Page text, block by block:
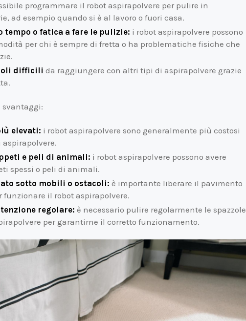
programmare il robot aspirapolvere per pulire in
ad esempio quando si è al lavoro o fuori casa.
tempo o fatica a fare le pulizie: i robot aspirapolvere possono
per chi è sempre di fretta o ha problematiche fisiche che
difficili da raggiungere con altri tipi di aspirapolvere grazie
svantaggi:
elevati: i robot aspirapolvere sono generalmente più costosi
e peli di animali: i robot aspirapolvere possono avere
spessi o peli di animali.
sotto mobili o ostacoli: è importante liberare il pavimento
il robot aspirapolvere.
regolare: è necessario pulire regolarmente le spazzole
per garantirne il corretto funzionamento.